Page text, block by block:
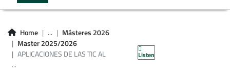
Home ...
Másteres 2026
Master 2025/2026
APLICACIONES DE LAS TIC AL
...
Listen
INTERCULTURAL DE
LAS VARIEDADES DE
LAS LENGUAS